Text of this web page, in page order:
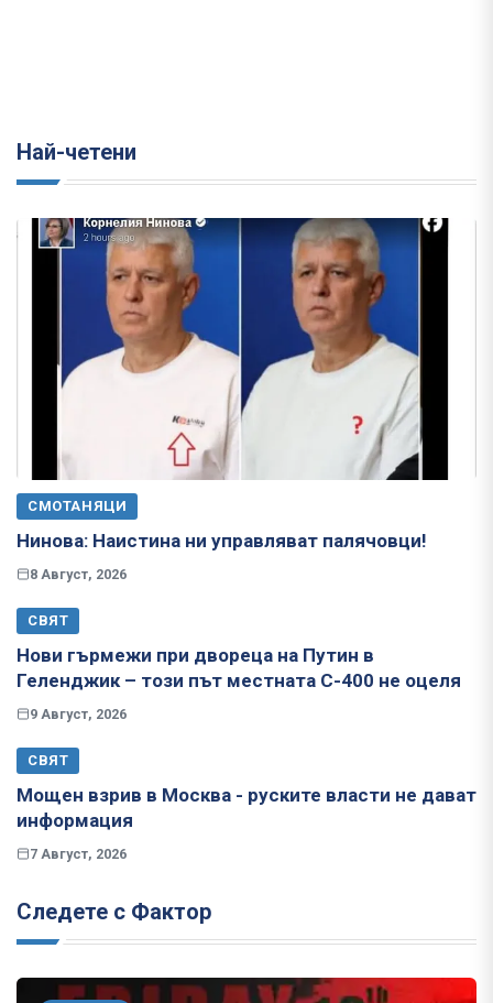
Най-четени
СМОТАНЯЦИ
Нинова: Наистина ни управляват палячовци!
8 Август, 2026
СВЯТ
Нови гърмежи при двореца на Путин в
Геленджик – този път местната С-400 не оцеля
9 Август, 2026
СВЯТ
Мощен взрив в Москва - руските власти не дават
информация
7 Август, 2026
Следете с Фактор